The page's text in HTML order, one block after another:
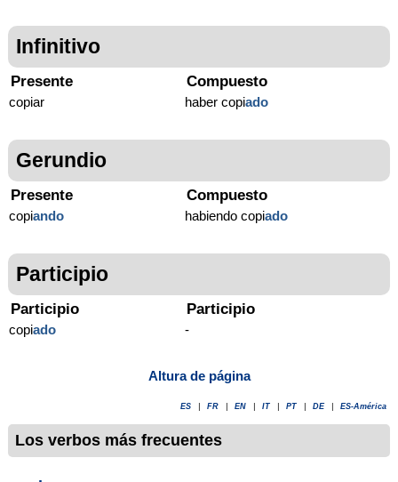
Infinitivo
Presente
copiar
Compuesto
haber copiado
Gerundio
Presente
copiando
Compuesto
habiendo copiado
Participio
Participio
copiado
Participio
-
Altura de página
ES FR EN IT PT DE ES-América
Los verbos más frecuentes